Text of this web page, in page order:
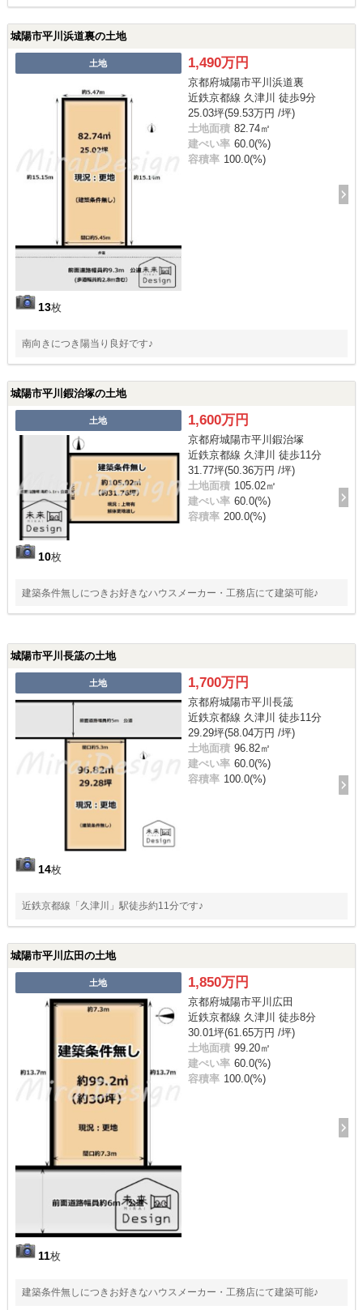
城陽市平川浜道裏の土地
土地
13枚
1,490万円
京都府城陽市平川浜道裏
近鉄京都線 久津川 徒歩9分
25.03坪(59.53万円 /坪)
土地面積 82.74㎡
建ぺい率 60.0(%)
容積率 100.0(%)
南向きにつき陽当り良好です♪
城陽市平川鍜治塚の土地
土地
10枚
1,600万円
京都府城陽市平川鍜治塚
近鉄京都線 久津川 徒歩11分
31.77坪(50.36万円 /坪)
土地面積 105.02㎡
建ぺい率 60.0(%)
容積率 200.0(%)
建築条件無しにつきお好きなハウスメーカー・工務店にて建築可能♪
城陽市平川長筬の土地
土地
14枚
1,700万円
京都府城陽市平川長筬
近鉄京都線 久津川 徒歩11分
29.29坪(58.04万円 /坪)
土地面積 96.82㎡
建ぺい率 60.0(%)
容積率 100.0(%)
近鉄京都線「久津川」駅徒歩約11分です♪
城陽市平川広田の土地
土地
11枚
1,850万円
京都府城陽市平川広田
近鉄京都線 久津川 徒歩8分
30.01坪(61.65万円 /坪)
土地面積 99.20㎡
建ぺい率 60.0(%)
容積率 100.0(%)
建築条件無しにつきお好きなハウスメーカー・工務店にて建築可能♪